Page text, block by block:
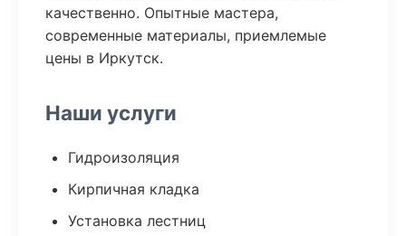
качественно. Опытные мастера,
современные материалы, приемлемые
цены в Иркутск.
Наши услуги
Гидроизоляция
Кирпичная кладка
Установка лестниц